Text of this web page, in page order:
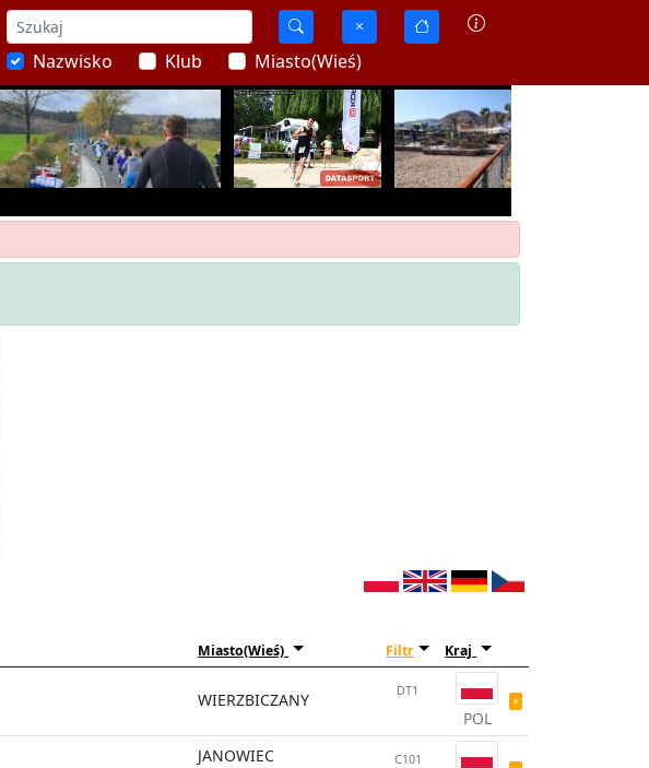
Nazwisko Klub Miasto(Wieś)
Miasto(Wieś) Filtr Kraj
WIERZBICZANY DT1
POL
JANOWIEC
C101